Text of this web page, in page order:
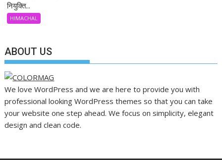
नियुक्ति...
HIMACHAL
ABOUT US
We love WordPress and we are here to provide you with
professional looking WordPress themes so that you can take
your website one step ahead. We focus on simplicity, elegant
design and clean code.